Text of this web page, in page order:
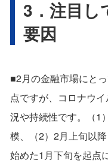
3．注目し
要因
■2月の金融市場にと
点ですが、コロナウ
況や持続性です。（1
模、（2）2月上旬以
始めた1月下旬を起点